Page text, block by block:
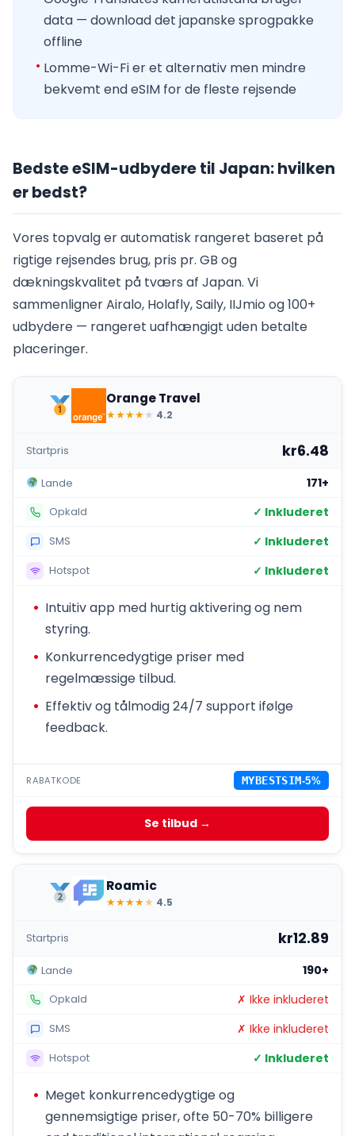
data — download det japanske sprogpakke
offline
Lomme-Wi-Fi er et alternativ men mindre
bekvemt end eSIM for de fleste rejsende
Bedste eSIM-udbydere til Japan: hvilken
er bedst?
Vores topvalg er automatisk rangeret baseret på
rigtige rejsendes brug, pris pr. GB og
dækningskvalitet på tværs af Japan. Vi
sammenligner Airalo, Holafly, Saily, IIJmio og 100+
udbydere — rangeret uafhængigt uden betalte
placeringer.
Orange Travel
★★★★★ 4.2
Startpris kr6.48
Lande 171+
Opkald ✓ Inkluderet
SMS ✓ Inkluderet
Hotspot ✓ Inkluderet
Intuitiv app med hurtig aktivering og nem
styring.
Konkurrencedygtige priser med
regelmæssige tilbud.
Effektiv og tålmodig 24/7 support ifølge
feedback.
RABATKODE MYBESTSIM-5%
Se tilbud →
Roamic
★★★★★ 4.5
Startpris kr12.89
Lande 190+
Opkald ✗ Ikke inkluderet
SMS ✗ Ikke inkluderet
Hotspot ✓ Inkluderet
Meget konkurrencedygtige og
gennemsigtige priser, ofte 50-70% billigere